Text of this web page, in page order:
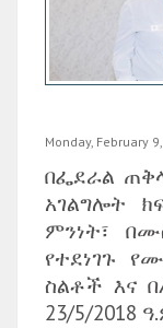
Monday, February
በፌደራል
አገልግሎት
ምንነት፣
የተደነገጉ
ስልቶች እና
23/5/2018